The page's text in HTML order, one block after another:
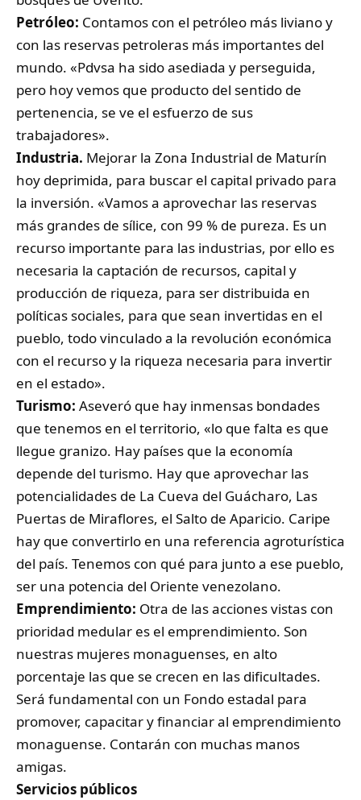
Petróleo: Contamos con el petróleo más liviano y
con las reservas petroleras más importantes del
mundo. «Pdvsa ha sido asediada y perseguida,
pero hoy vemos que producto del sentido de
pertenencia, se ve el esfuerzo de sus
trabajadores».
Industria. Mejorar la Zona Industrial de Maturín
hoy deprimida, para buscar el capital privado para
la inversión. «Vamos a aprovechar las reservas
más grandes de sílice, con 99 % de pureza. Es un
recurso importante para las industrias, por ello es
necesaria la captación de recursos, capital y
producción de riqueza, para ser distribuida en
políticas sociales, para que sean invertidas en el
pueblo, todo vinculado a la revolución económica
con el recurso y la riqueza necesaria para invertir
en el estado».
Turismo: Aseveró que hay inmensas bondades
que tenemos en el territorio, «lo que falta es que
llegue granizo. Hay países que la economía
depende del turismo. Hay que aprovechar las
potencialidades de La Cueva del Guácharo, Las
Puertas de Miraflores, el Salto de Aparicio. Caripe
hay que convertirlo en una referencia agroturística
del país. Tenemos con qué para junto a ese pueblo,
ser una potencia del Oriente venezolano.
Emprendimiento: Otra de las acciones vistas con
prioridad medular es el emprendimiento. Son
nuestras mujeres monaguenses, en alto
porcentaje las que se crecen en las dificultades.
Será fundamental con un Fondo estadal para
promover, capacitar y financiar al emprendimiento
monaguense. Contarán con muchas manos
amigas.
Servicios públicos